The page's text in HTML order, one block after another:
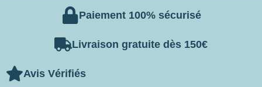
Paiement 100% sécurisé
Livraison gratuite dès 150€
Avis Vérifiés